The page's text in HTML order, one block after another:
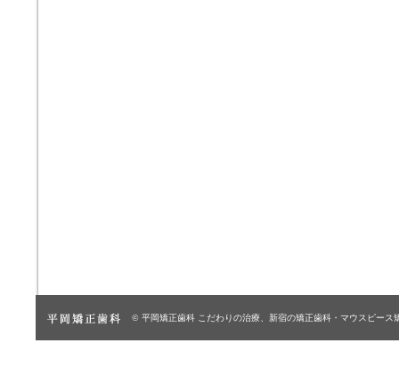
© 平岡矯正歯科 こだわりの治療、新宿の矯正歯科・マウスピース